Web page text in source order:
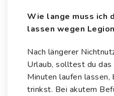
Wie lange muss ich
lassen wegen
Nach längerer
Urlaub, solltest du
Minuten laufen
trinkst. Bei akutem